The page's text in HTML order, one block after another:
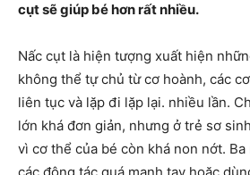
cụt sẽ giúp bé hơn rất nhiều.
Nấc cụt là hiện tượng xuất hiện
không thể tự chủ từ cơ hoành, các
liên tục và lặp đi lặp lại. nhiều lần.
lớn khá đơn giản, nhưng ở trẻ sơ
vì cơ thể của bé còn khá non nớt.